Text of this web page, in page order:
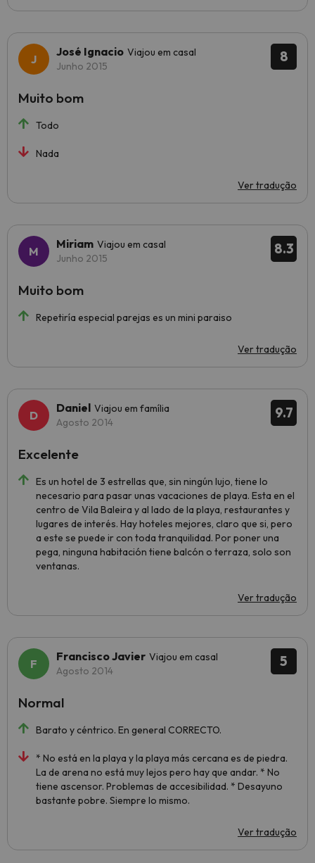
8
José Ignacio Viajou em casal
Junho 2015
Todo
Nada
Ver tradução
Muito bom
8.3
Miriam Viajou em casal
Junho 2015
Repetiría especial parejas es un mini paraiso
Ver tradução
Muito bom
9.7
Daniel Viajou em família
Agosto 2014
Es un hotel de 3 estrellas que, sin ningún lujo, tiene lo
necesario para pasar unas vacaciones de playa. Esta en el
centro de Vila Baleira y al lado de la playa, restaurantes y
lugares de interés. Hay hoteles mejores, claro que si, pero
a este se puede ir con toda tranquilidad. Por poner una
pega, ninguna habitación tiene balcón o terraza, solo son
ventanas.
Ver tradução
Excelente
5
Francisco Javier Viajou em casal
Agosto 2014
Barato y céntrico. En general CORRECTO.
* No está en la playa y la playa más cercana es de piedra.
La de arena no está muy lejos pero hay que andar. * No
tiene ascensor. Problemas de accesibilidad. * Desayuno
bastante pobre. Siempre lo mismo.
Ver tradução
Normal